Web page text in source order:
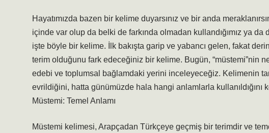
Hayatımızda bazen bir kelime duyarsınız ve bir anda
içinde var olup da belki de farkında olmadan kullandığımız ya
işte böyle bir kelime. İlk bakışta garip ve yabancı gelen, fakat
terim olduğunu fark edeceğiniz bir kelime. Bugün, “müstemi”nin
edebi ve toplumsal bağlamdaki yerini inceleyeceğiz. Kelimenin
evrildiğini, hatta günümüzde hala hangi anlamlarla kullanıldığını
Müstemi: Temel Anlamı
Müstemi kelimesi, Arapçadan Türkçeye geçmiş bir terimdir ve